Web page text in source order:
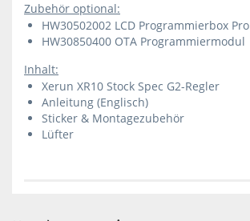
Zubehör optional:
HW30502002 LCD Programmierbox Pro
HW30850400 OTA Programmiermodul
Inhalt:
Xerun XR10 Stock Spec G2-Regler
Anleitung (Englisch)
Sticker & Montagezubehör
Lüfter